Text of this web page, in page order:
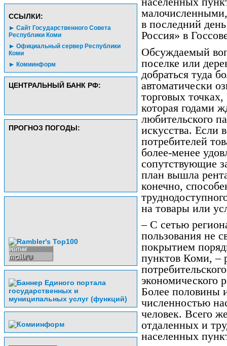
CСЫЛКИ:
Сайт Государственного Совета
Республики Коми
Официальный сервер Республики
Коми
Комиинформ
ЦЕНТРАЛЬНЫЙ БАНК РФ:
ПРОГНОЗ ПОГОДЫ:
в последний
Россия» в
Обсуждаемый
поселке или
добраться туда
автоматически
торговых
которая годами
любительского
искусства. Если
потребителей
более-менее
сопутствующие
план вышла
конечно,
на товары или
– С сетью
пользования не
покрытием
пунктов Коми, –
экономического
Более половины
численностью
человек. Всего
отдаленных и
населенных